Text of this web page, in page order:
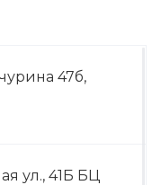
47б,
ул., 41Б БЦ